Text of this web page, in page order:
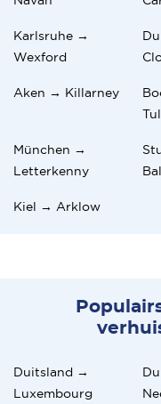
Karlsruhe →
Wexford
Aken → Killarney
München →
Letterkenny
Kiel → Arklow
Duitsland →
Luxembourg